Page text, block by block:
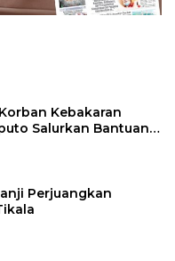
Kebakaran
Salurkan Bantuan
Perjuangkan